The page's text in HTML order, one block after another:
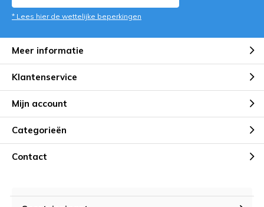
* Lees hier de wettelijke beperkingen
Meer informatie
Klantenservice
Mijn account
Categorieën
Contact